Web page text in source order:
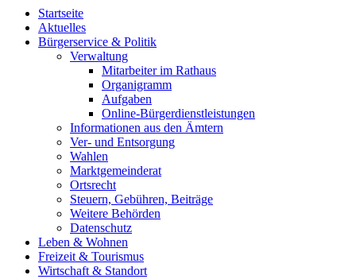
Startseite
Aktuelles
Bürgerservice & Politik
Verwaltung
Mitarbeiter im Rathaus
Organigramm
Aufgaben
Online-Bürgerdienstleistungen
Informationen aus den Ämtern
Ver- und Entsorgung
Wahlen
Marktgemeinderat
Ortsrecht
Steuern, Gebühren, Beiträge
Weitere Behörden
Datenschutz
Leben & Wohnen
Freizeit & Tourismus
Wirtschaft & Standort